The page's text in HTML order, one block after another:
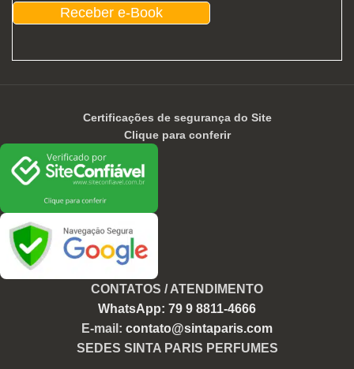
Receber e-Book
Certificações de segurança do Site
Clique para conferir
CONTATOS / ATENDIMENTO
WhatsApp: 79 9 8811-4666
E-mail: contato@sintaparis.com
SEDES SINTA PARIS PERFUMES